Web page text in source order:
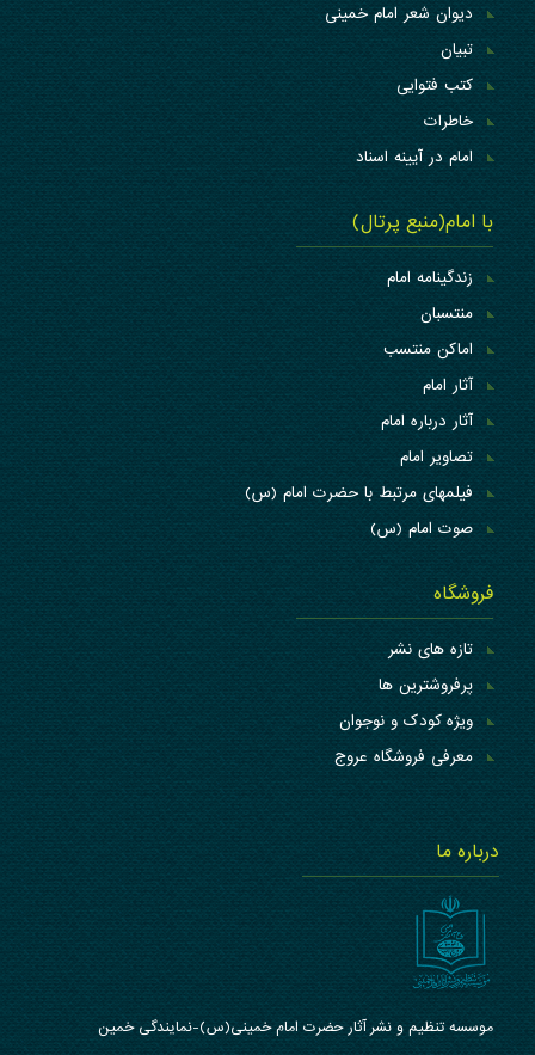
دیوان شعر امام خمینی
تبیان
کتب فتوایی
خاطرات
امام در آیینه اسناد
با امام(منبع پرتال)
زندگینامه امام
منتسبان
اماکن منتسب
آثار امام
آثار درباره امام
تصاویر امام
فیلمهای مرتبط با حضرت امام (س)
صوت امام (س)
فروشگاه
تازه های نشر
پرفروشترین ها
ویژه کودک و نوجوان
معرفی فروشگاه عروج
درباره ما
موسسه تنظیم و نشر آثار حضرت امام خمینی(س)-نمایندگی خمین